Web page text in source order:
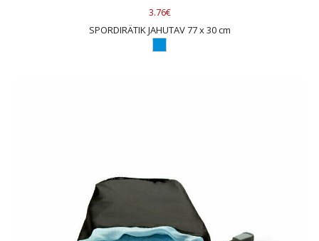
3.76€
SPORDIRÄTIK JAHUTAV 77 x 30 cm